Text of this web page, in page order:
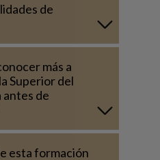
de
más a
Superior del
de
esta formación